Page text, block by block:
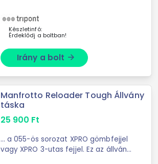
fejét -7 és 90 ° között lehet dönteni,
és ...
Készletinfó:
Érdeklődj a boltban!
Irány a bolt arrow_forward
Manfrotto Reloader Tough Állvány
táska
25 900 Ft
... a 055-ös sorozat XPRO gömbfejjel
vagy XPRO 3-utas fejjel. Ez az állvány